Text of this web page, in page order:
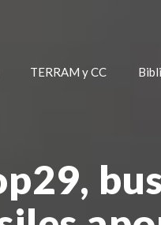
TERRAM y CC